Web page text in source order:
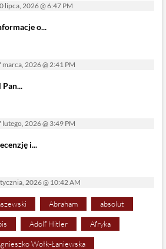
lipca, 2026 @ 6:47 PM
o...
marca, 2026 @ 2:41 PM
lutego, 2026 @ 3:49 PM
i...
2026 @ 10:42 AM
Abraham absolut
Adolf Hitler Afryka
Wołk-Łaniewska